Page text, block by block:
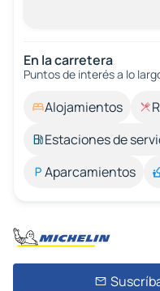
En la carretera
Puntos de interés a lo
Alojamientos
Estaciones de
Aparcamientos